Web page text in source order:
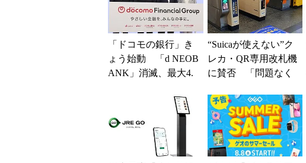
「ドコモの銀行」き
ょう始動 「d NEOB
ANK」消滅、最大4.
“Suicaが使えない”ク
レカ・QR専用改札機
に賛否 「問題なく
系ICの方がスムー...